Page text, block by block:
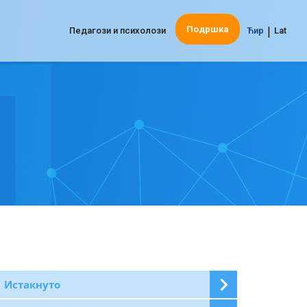
Ћир | Lat
Педагози и психолози Подршка
Истакнуто